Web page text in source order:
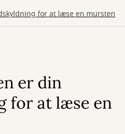
for at læse en mursten
er din
for at læse en